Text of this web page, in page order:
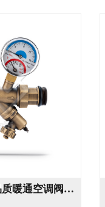
XNT05001B 高品质暖通空调阀门制造商